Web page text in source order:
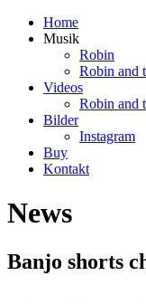
Home
Musik
Robin
Robin and
Videos
Robin and
Bilder
Instagram
Buy
Kontakt
News
Banjo shorts